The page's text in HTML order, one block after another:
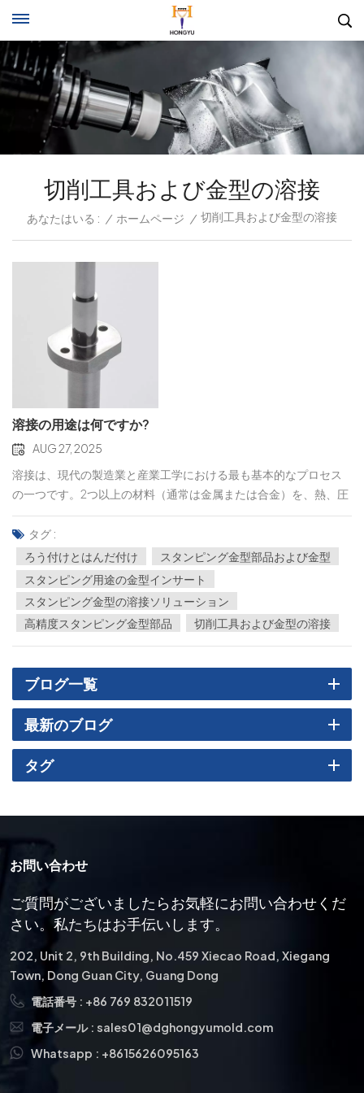
切削工具および金型の溶接
あなたはいる : / ホームページ / 切削工具および金型の溶接
溶接の用途は何ですか?
AUG 27, 2025
溶接は、現代の製造業と産業工学における最も基本的なプロセス
の一つです。2つ以上の材料（通常は金属または合金）を、熱、圧
力、または充填材を用いて接合する技術を指します。数十年にわ
たり、溶接技術は従来の手作業から高精度で自動化された方法へ
と進化し、自動車製造から航空宇宙工学に至るまで、幅広い産業
において不可欠なものとなっています。 溶接プロセスと方法溶接
方法は複数あり、それぞれ異なる用途や材料の種類に適していま
す。アーク溶接（SMAW、MIG、TIG）： 最も広く使用されている
溶接法の一つであるアーク溶接は、電気アークを用いて必要な熱
を発生させます。MIG溶接とTIG溶接は、より高精度でよりきれい
な接合部を実現できるため、ステンレス鋼やアルミニウムの用途
に適しています。ガス溶接（酸素アセチレン） この方法は燃料ガ
スの炎を利用し、メンテナンスや修理作業でよく使用されます。
抵抗溶接： この方法は、金属部品に圧力をかけ、電流を流すた
め、スピードと一貫性が重要となる大量生産に最適です。ろう付
けとはんだ付け: 溶融溶接とは異なり、ろう付けやはんだ付けでは
母材ではなく充填材を溶かします。ろう付けは、特に接合時に タ
を確保するには、充填材またはろう付け合金の選択が非常に重要
です。例えば、高い接合強度と温度変動への耐性が求められる場
形を最小限に抑えるため、予熱、冷却速度、溶接後の処理にも細
心の注意を払う必要があります。 さらに、高度な溶接方法では、
めに、アルゴンやヘリウムなどのシールドガスが組み込まれるこ
とがよくあります。産業部品における溶接の応用溶接の用途は、
ほぼすべての産業分野に広がっています。自動車製造: 溶接は、シ
ャーシ構造、排気システム、および高い耐久性が要求される精密
レス鋼部品は厳格な基準に従って溶接され、厳しい条件下でも安
タグ :
ろう付けとはんだ付け
スタンピング金型部品および金型
スタンピング用途の金型インサート
スタンピング金型の溶接ソリューション
高精度スタンピング金型部品
切削工具および金型の溶接
ブログ一覧
最新のブログ
タグ
お問い合わせ
ご質問がございましたらお気軽にお問い合わせくだ
さい。私たちはお手伝いします。
202, Unit 2, 9th Building, No.459 Xiecao Road, Xiegang
Town, Dong Guan City, Guang Dong
電話番号 : +86 769 832011519
電子メール : sales01@dghongyumold.com
Whatsapp : +8615626095163